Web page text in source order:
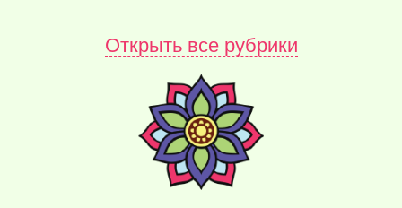
Открыть все рубрики